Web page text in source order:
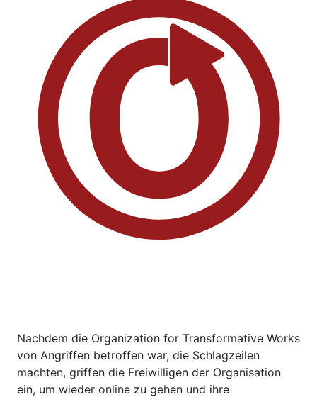
Nachdem die Organization for Transformative Works
von Angriffen betroffen war, die Schlagzeilen
machten, griffen die Freiwilligen der Organisation
ein, um wieder online zu gehen und ihre